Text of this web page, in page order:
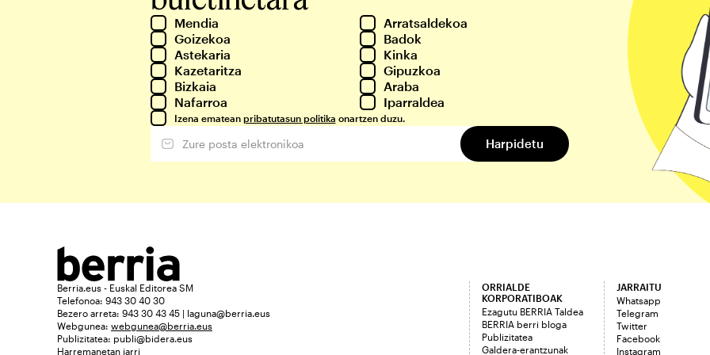
Mendia
Arratsaldekoa
Goizekoa
Badok
Astekaria
Kinka
Kazetaritza
Gipuzkoa
Bizkaia
Araba
Nafarroa
Iparraldea
Izena ematean pribatutasun politika onartzen duzu.
Berria.eus - Euskal Editorea SM
Telefonoa: 943 30 40 30
Bezero arreta: 943 30 43 45 | laguna@berria.eus
Webgunea: webgunea@berria.eus
Publizitatea: publi@bidera.eus
Harremanetan jarri
ORRIALDE
KORPORATIBOAK
Ezagutu BERRIA Taldea
BERRIA berri bloga
Publizitatea
Galdera-erantzunak
JARRAITU
Whatsapp
Telegram
Twitter
Facebook
Instagram